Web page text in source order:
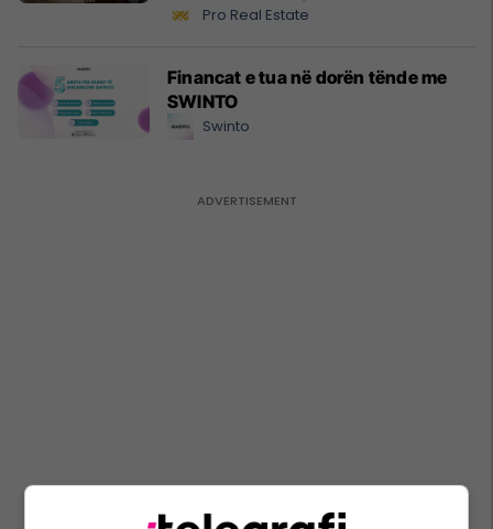
Pro Real Estate
Financat e tua në dorën tënde me
SWINTO
Swinto